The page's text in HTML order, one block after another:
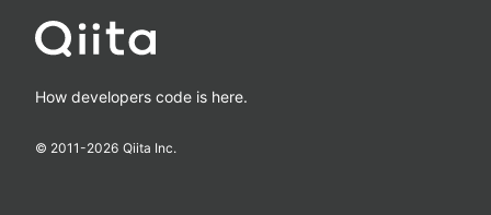
How developers code is here.
© 2011-2026 Qiita Inc.